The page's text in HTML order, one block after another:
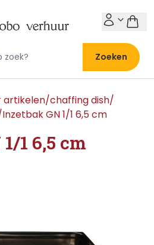
Zoeken
artikelen/chaffing dish/
Inzetbak GN 1/1 6,5 cm
1 6,5 cm